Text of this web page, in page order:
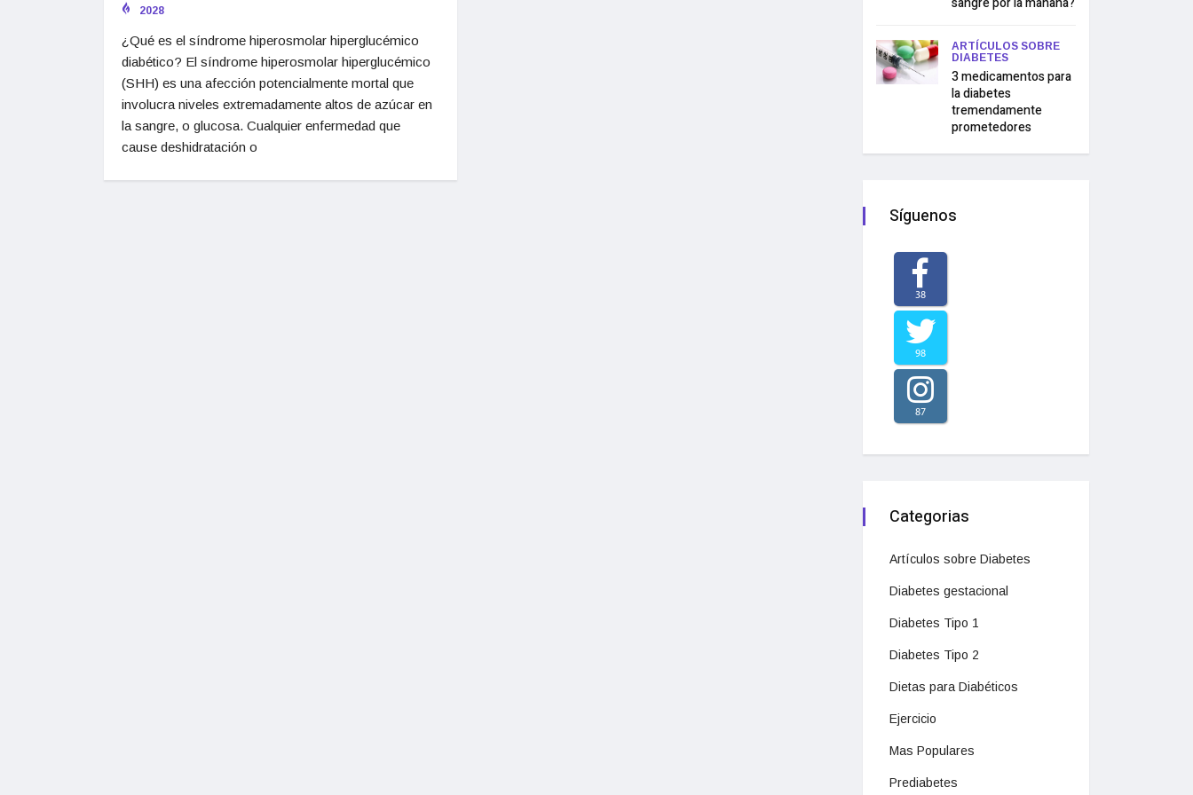
2028
¿Qué es el síndrome hiperosmolar hiperglucémico
diabético? El síndrome hiperosmolar hiperglucémico
(SHH) es una afección potencialmente mortal que
involucra niveles extremadamente altos de azúcar en
la sangre, o glucosa. Cualquier enfermedad que
cause deshidratación o
ARTÍCULOS SOBRE
DIABETES
3 medicamentos para
la diabetes
tremendamente
prometedores
Síguenos
38
98
87
Categorias
Artículos sobre Diabetes
Diabetes gestacional
Diabetes Tipo 1
Diabetes Tipo 2
Dietas para Diabéticos
Ejercicio
Mas Populares
Prediabetes